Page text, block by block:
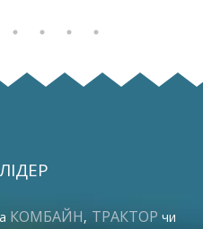
КОМБАЙН, ТРАКТОР чи